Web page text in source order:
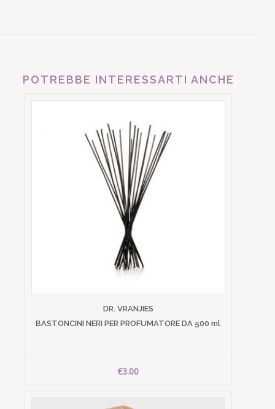
POTREBBE INTERESSARTI ANCHE
DR. VRANJIES
BASTONCINI NERI PER PROFUMATORE DA 500 ml
€3.00